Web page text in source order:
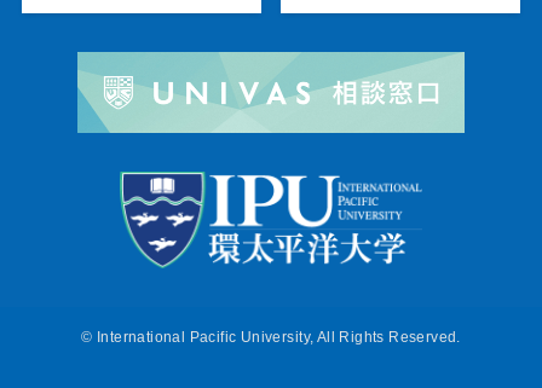
© International Pacific University, All Rights Reserved.